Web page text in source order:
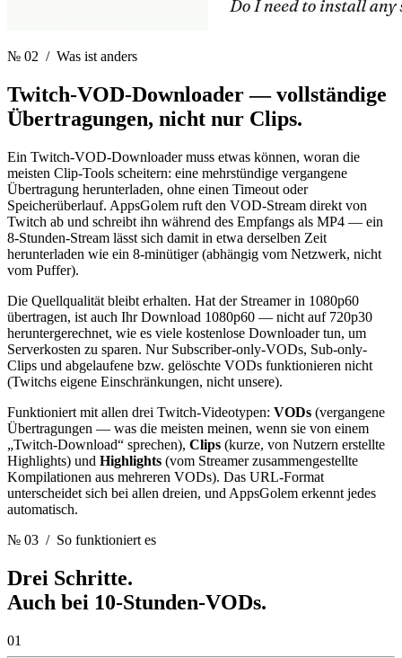
№ 02 / Was ist anders
Twitch-VOD-Downloader —vollständige
Übertragungen, nicht nur Clips.
Ein Twitch-VOD-Downloader muss etwas können, woran die
meisten Clip-Tools scheitern: eine mehrstündige vergangene
Übertragung herunterladen, ohne einen Timeout oder
Speicherüberlauf. AppsGolem ruft den VOD-Stream direkt von
Twitch ab und schreibt ihn während des Empfangs als MP4 — ein
8-Stunden-Stream lässt sich damit in etwa derselben Zeit
herunterladen wie ein 8-minütiger (abhängig vom Netzwerk, nicht
vom Puffer).
Die Quellqualität bleibt erhalten. Hat der Streamer in 1080p60
übertragen, ist auch Ihr Download 1080p60 — nicht auf 720p30
heruntergerechnet, wie es viele kostenlose Downloader tun, um
Serverkosten zu sparen. Nur Subscriber-only-VODs, Sub-only-
Clips und abgelaufene bzw. gelöschte VODs funktionieren nicht
(Twitchs eigene Einschränkungen, nicht unsere).
Funktioniert mit allen drei Twitch-Videotypen: VODs (vergangene
Übertragungen — was die meisten meinen, wenn sie von einem
„Twitch-Download“ sprechen), Clips (kurze, von Nutzern erstellte
Highlights) und Highlights (vom Streamer zusammengestellte
Kompilationen aus mehreren VODs). Das URL-Format
unterscheidet sich bei allen dreien, und AppsGolem erkennt jedes
automatisch.
№ 03 / So funktioniert es
Drei Schritte.
Auch bei 10-Stunden-VODs.
01